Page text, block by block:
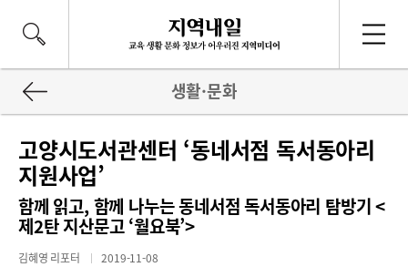
생활·문화
고양시도서관센터 ‘동네서점 독서동아리
지원사업’
함께 읽고, 함께 나누는 동네서점 독서동아리 탐방기 <
제2탄 지산문고 ‘월요북’>
김혜영 리포터 2019-11-08